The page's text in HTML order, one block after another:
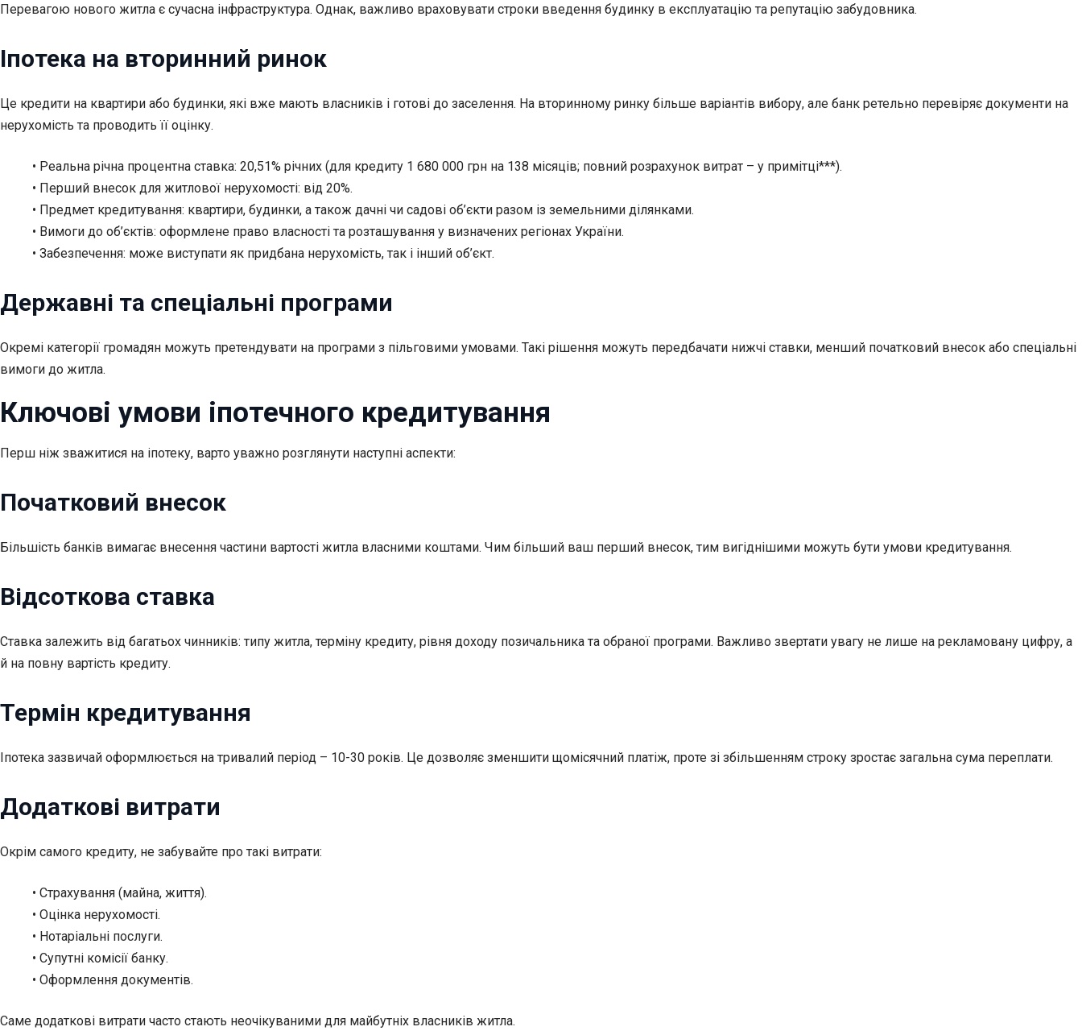
Перевагою нового житла є сучасна інфраструктура. Однак, важливо враховувати строки введення будинку в експлуатацію та репутацію забудовника.
Іпотека на вторинний ринок
Це кредити на квартири або будинки, які вже мають власників і готові до заселення. На вторинному ринку більше варіантів вибору, але банк ретельно перевіряє документи на
нерухомість та проводить її оцінку.
• Реальна річна процентна ставка: 20,51% річних (для кредиту 1 680 000 грн на 138 місяців; повний розрахунок витрат – у примітці***).
• Перший внесок для житлової нерухомості: від 20%.
• Предмет кредитування: квартири, будинки, а також дачні чи садові об’єкти разом із земельними ділянками.
• Вимоги до об’єктів: оформлене право власності та розташування у визначених регіонах України.
• Забезпечення: може виступати як придбана нерухомість, так і інший об’єкт.
Державні та спеціальні програми
Окремі категорії громадян можуть претендувати на програми з пільговими умовами. Такі рішення можуть передбачати нижчі ставки, менший початковий внесок або спеціальні
вимоги до житла.
Ключові умови іпотечного кредитування
Перш ніж зважитися на іпотеку, варто уважно розглянути наступні аспекти:
Початковий внесок
Більшість банків вимагає внесення частини вартості житла власними коштами. Чим більший ваш перший внесок, тим вигіднішими можуть бути умови кредитування.
Відсоткова ставка
Ставка залежить від багатьох чинників: типу житла, терміну кредиту, рівня доходу позичальника та обраної програми. Важливо звертати увагу не лише на рекламовану цифру, а
й на повну вартість кредиту.
Термін кредитування
Іпотека зазвичай оформлюється на тривалий період – 10-30 років. Це дозволяє зменшити щомісячний платіж, проте зі збільшенням строку зростає загальна сума переплати.
Додаткові витрати
Окрім самого кредиту, не забувайте про такі витрати:
• Страхування (майна, життя).
• Оцінка нерухомості.
• Нотаріальні послуги.
• Супутні комісії банку.
• Оформлення документів.
Саме додаткові витрати часто стають неочікуваними для майбутніх власників житла.